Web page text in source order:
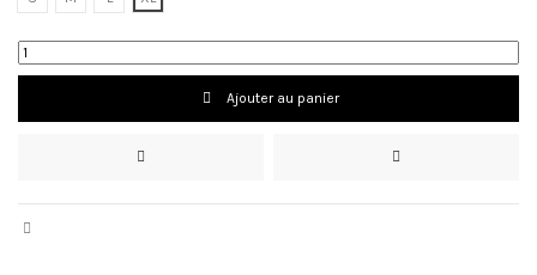
Ajouter au panier